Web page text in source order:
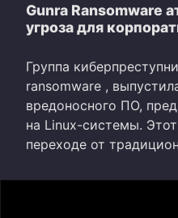
Gunra Ransomware
угроза для
Группа
ransomware ,
вредоносного ПО,
на Linux-системы.
переходе от